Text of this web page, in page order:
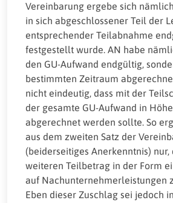
Vereinbarung ergebe sich
in sich abgeschlossener Teil der
entsprechender Teilabnahme
festgestellt wurde. AN habe
den GU-Aufwand endgültig,
bestimmten Zeitraum
nicht eindeutig, dass mit der
der gesamte GU-Aufwand in
abgerechnet werden sollte. So
aus dem zweiten Satz der
(beiderseitiges Anerkenntnis) nur,
weiteren Teilbetrag in der Form
auf Nachunternehmerleistungen
Eben dieser Zuschlag sei jedoch